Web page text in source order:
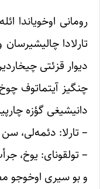
رومانی اوخویاندا
تارلادا
دیوار قزئتی
چنگیز آیتماتوف
دانیشیغی گؤزه
– تارلا: دئمه‌لی،
– تولقونای: یوخ،
و بو سیری اوخوجو